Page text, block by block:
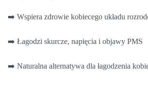
➡️ Wspiera zdrowie kobiecego układu
➡️ Łagodzi skurcze, napięcia i objawy PMS
➡️ Naturalna alternatywa dla łagodzenia